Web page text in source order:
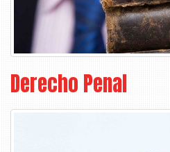
Derecho Penal